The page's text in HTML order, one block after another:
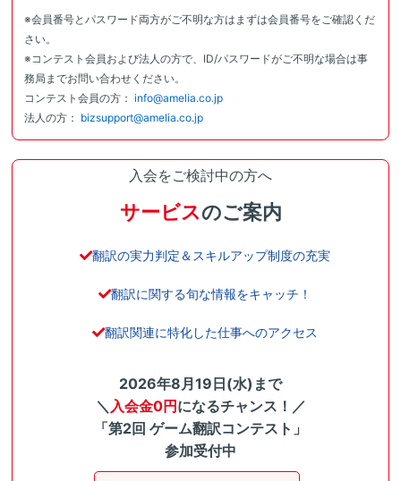
※会員番号とパスワード両方がご不明な方はまずは会員番号をご確認くだ
さい。
※コンテスト会員および法人の方で、ID/パスワードがご不明な場合は事
務局までお問い合わせください。
コンテスト会員の方： info@amelia.co.jp
法人の方： bizsupport@amelia.co.jp
入会をご検討中の方へ
サービスのご案内
翻訳の実力判定＆スキルアップ制度の充実
翻訳に関する旬な情報をキャッチ！
翻訳関連に特化した仕事へのアクセス
2026年8月19日(水)まで
＼ 入会金0円になるチャンス！／
「第2回 ゲーム翻訳コンテスト」
参加受付中